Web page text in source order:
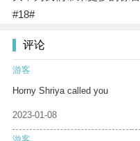
#18#
评论
游客
Horny Shriya called you
2023-01-08